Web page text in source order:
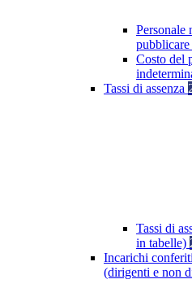
Personale
Costo del
Tassi di assenza
Tassi di
in tabelle)
Incarichi
(dirigenti e non